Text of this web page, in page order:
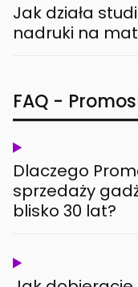
Jak działa
nadruki na
FAQ -
Dlaczego
sprzedaży
blisko 30 lat?